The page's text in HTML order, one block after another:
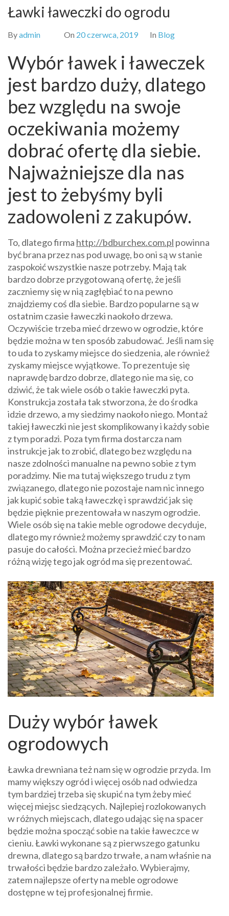
Ławki ławeczki do ogrodu
Byadmin On 20 czerwca, 2019 In Blog
Wybór ławek i ławeczek
jest bardzo duży, dlatego
bez względu na swoje
oczekiwania możemy
dobrać ofertę dla siebie.
Najważniejsze dla nas
jest to żebyśmy byli
zadowoleni z zakupów.
To, dlatego firma http://bdburchex.com.pl powinna
być brana przez nas pod uwagę, bo oni są w stanie
zaspokoić wszystkie nasze potrzeby. Mają tak
bardzo dobrze przygotowaną ofertę, że jeśli
zaczniemy się w nią zagłębiać to na pewno
znajdziemy coś dla siebie. Bardzo popularne są w
ostatnim czasie ławeczki naokoło drzewa.
Oczywiście trzeba mieć drzewo w ogrodzie, które
będzie można w ten sposób zabudować. Jeśli nam się
to uda to zyskamy miejsce do siedzenia, ale również
zyskamy miejsce wyjątkowe. To prezentuje się
naprawdę bardzo dobrze, dlatego nie ma się, co
dziwić, że tak wiele osób o takie ławeczki pyta.
Konstrukcja została tak stworzona, że do środka
idzie drzewo, a my siedzimy naokoło niego. Montaż
takiej ławeczki nie jest skomplikowany i każdy sobie
z tym poradzi. Poza tym firma dostarcza nam
instrukcje jak to zrobić, dlatego bez względu na
nasze zdolności manualne na pewno sobie z tym
poradzimy. Nie ma tutaj większego trudu z tym
związanego, dlatego nie pozostaje nam nic innego
jak kupić sobie taką ławeczkę i sprawdzić jak się
będzie pięknie prezentowała w naszym ogrodzie.
Wiele osób się na takie meble ogrodowe decyduje,
dlatego my również możemy sprawdzić czy to nam
pasuje do całości. Można przecież mieć bardzo
różną wizję tego jak ogród ma się prezentować.
Duży wybór ławek
ogrodowych
Ławka drewniana też nam się w ogrodzie przyda. Im
mamy większy ogród i więcej osób nad odwiedza
tym bardziej trzeba się skupić na tym żeby mieć
więcej miejsc siedzących. Najlepiej rozlokowanych
w różnych miejscach, dlatego udając się na spacer
będzie można spocząć sobie na takie ławeczce w
cieniu. Ławki wykonane są z pierwszego gatunku
drewna, dlatego są bardzo trwałe, a nam właśnie na
trwałości będzie bardzo zależało. Wybierajmy,
zatem najlepsze oferty na meble ogrodowe
dostępne w tej profesjonalnej firmie.